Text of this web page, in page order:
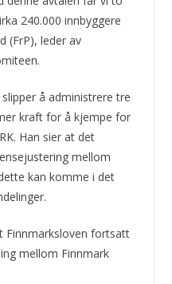
240.000 innbyggere
(FrP), leder av
å administrere tre
kraft for å kjempe for
Han sier at det
mellom
kan komme i det
Finnmarksloven fortsatt
mellom Finnmark